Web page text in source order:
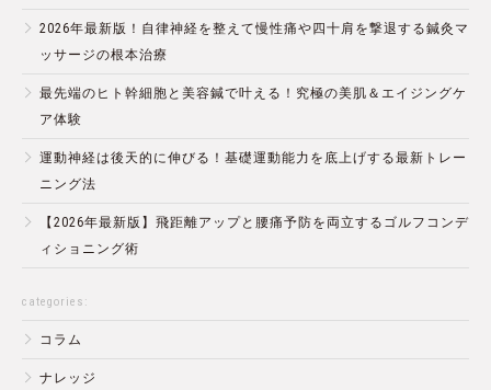
2026年最新版！自律神経を整えて慢性痛や四十肩を撃退する鍼灸マ
ッサージの根本治療
最先端のヒト幹細胞と美容鍼で叶える！究極の美肌＆エイジングケ
ア体験
運動神経は後天的に伸びる！基礎運動能力を底上げする最新トレー
ニング法
【2026年最新版】飛距離アップと腰痛予防を両立するゴルフコンデ
ィショニング術
categories:
コラム
ナレッジ